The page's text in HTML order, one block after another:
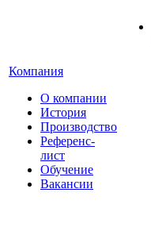
Компания
О компании
История
Производство
Референс-
лист
Обучение
Вакансии